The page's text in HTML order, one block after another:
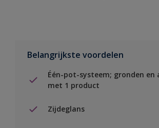
Belangrijkste voordelen
Één-pot-systeem; gronden en
met 1 product
Zijdeglans